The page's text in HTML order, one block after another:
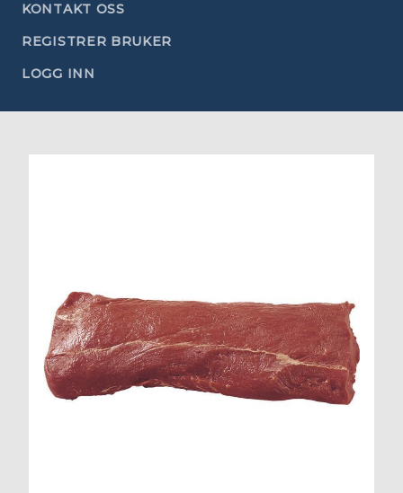
KONTAKT OSS
REGISTRER BRUKER
LOGG INN